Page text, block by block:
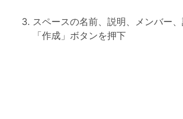
スペースの名前、説明、メンバー、
「作成」ボタンを押下